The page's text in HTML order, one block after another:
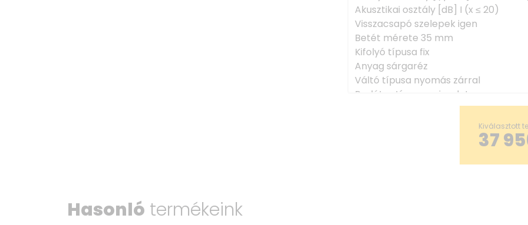
Akusztikai osztály [dB] I (x ≤ 20)
Visszacsapó szelepek igen
Betét mérete 35 mm
Kifolyó típusa fix
Anyag sárgaréz
Váltó típusa nyomás zárral
Perlátor típusa coin-slot
Kiválasztott
37
Hasonló termékeink